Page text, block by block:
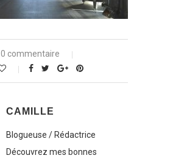
0 commentaire
CAMILLE
Blogueuse / Rédactrice
Découvrez mes bonnes